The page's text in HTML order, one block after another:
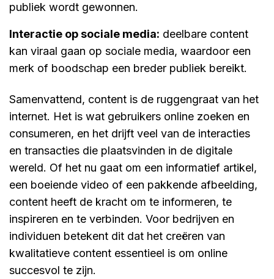
publiek wordt gewonnen.
interactie op sociale media: deelbare content
kan viraal gaan op sociale media, waardoor een
merk of boodschap een breder publiek bereikt.
Samenvattend, content is de ruggengraat van het
internet. Het is wat gebruikers online zoeken en
consumeren, en het drijft veel van de interacties
en transacties die plaatsvinden in de digitale
wereld. Of het nu gaat om een informatief artikel,
een boeiende video of een pakkende afbeelding,
content heeft de kracht om te informeren, te
inspireren en te verbinden. Voor bedrijven en
individuen betekent dit dat het creëren van
kwalitatieve content essentieel is om online
succesvol te zijn.